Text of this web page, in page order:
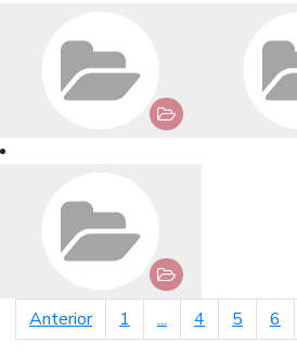
Anteriorpágina anterior
1 ... 4 5 6